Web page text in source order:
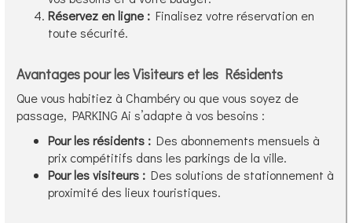
Réservez en ligne : Finalisez votre réservation en
toute sécurité.
Avantages pour les Visiteurs et les Résidents
Que vous habitiez à Chambéry ou que vous soyez de
passage, PARKING Ai s’adapte à vos besoins :
Pour les résidents : Des abonnements mensuels à
prix compétitifs dans les parkings de la ville.
Pour les visiteurs : Des solutions de stationnement à
proximité des lieux touristiques.